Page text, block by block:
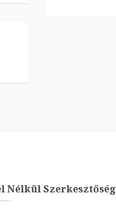
Nélkül Szerkesztőség